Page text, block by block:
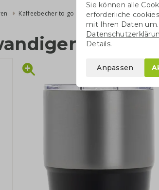
Kaffeebecher to go Doppelwandiger Becher
Becher
Sie können alle
erforderliche
mit Ihren Daten
Details.
Anpassen